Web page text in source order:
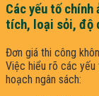
Các yếu tố
tích, loại sỏi, độ
Đơn giá thi công
Việc hiểu rõ các
hoạch ngân sách: